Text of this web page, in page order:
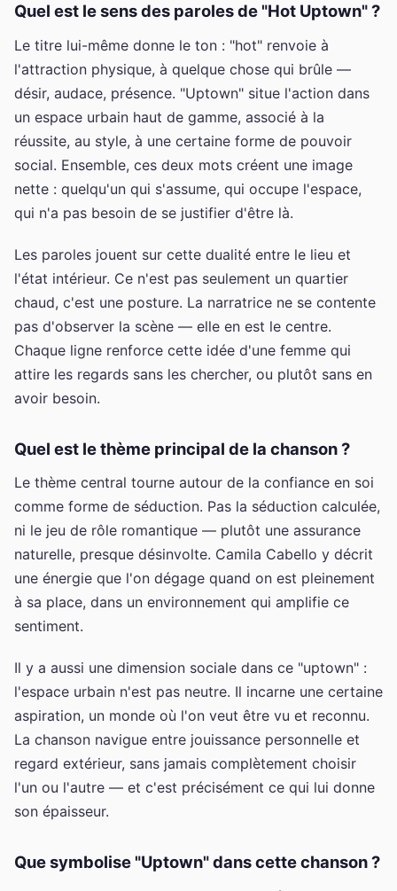
Quel est le sens des paroles de "Hot Uptown" ?
Le titre lui-même donne le ton : "hot" renvoie à
l'attraction physique, à quelque chose qui brûle —
désir, audace, présence. "Uptown" situe l'action dans
un espace urbain haut de gamme, associé à la
réussite, au style, à une certaine forme de pouvoir
social. Ensemble, ces deux mots créent une image
nette : quelqu'un qui s'assume, qui occupe l'espace,
qui n'a pas besoin de se justifier d'être là.
Les paroles jouent sur cette dualité entre le lieu et
l'état intérieur. Ce n'est pas seulement un quartier
chaud, c'est une posture. La narratrice ne se contente
pas d'observer la scène — elle en est le centre.
Chaque ligne renforce cette idée d'une femme qui
attire les regards sans les chercher, ou plutôt sans en
avoir besoin.
Quel est le thème principal de la chanson ?
Le thème central tourne autour de la confiance en soi
comme forme de séduction. Pas la séduction calculée,
ni le jeu de rôle romantique — plutôt une assurance
naturelle, presque désinvolte. Camila Cabello y décrit
une énergie que l'on dégage quand on est pleinement
à sa place, dans un environnement qui amplifie ce
sentiment.
Il y a aussi une dimension sociale dans ce "uptown" :
l'espace urbain n'est pas neutre. Il incarne une certaine
aspiration, un monde où l'on veut être vu et reconnu.
La chanson navigue entre jouissance personnelle et
regard extérieur, sans jamais complètement choisir
l'un ou l'autre — et c'est précisément ce qui lui donne
son épaisseur.
Que symbolise "Uptown" dans cette chanson ?